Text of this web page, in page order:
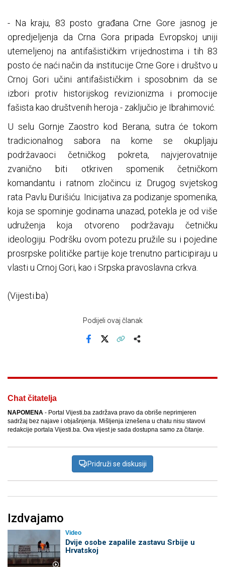
- Na kraju, 83 posto građana Crne Gore jasnog je
opredjeljenja da Crna Gora pripada Evropskoj uniji
utemeljenoj na antifašističkim vrijednostima i tih 83
posto će naći način da institucije Crne Gore i društvo u
Crnoj Gori učini antifašističkim i sposobnim da se
izbori protiv historijskog revizionizma i promocije
fašista kao društvenih heroja - zaključio je Ibrahimović.
U selu Gornje Zaostro kod Berana, sutra će tokom
tradicionalnog sabora na kome se okupljaju
podržavaoci četničkog pokreta, najvjerovatnije
zvanično biti otkriven spomenik četničkom
komandantu i ratnom zločincu iz Drugog svjetskog
rata Pavlu Đurišiću. Inicijativa za podizanje spomenika,
koja se spominje godinama unazad, potekla je od više
udruženja koja otvoreno podržavaju četničku
ideologiju. Podršku ovom potezu pružile su i pojedine
prosrpske političke partije koje trenutno participiraju u
vlasti u Crnoj Gori, kao i Srpska pravoslavna crkva.
(Vijesti.ba)
Podijeli ovaj članak
Chat čitatelja
NAPOMENA - Portal Vijesti.ba zadržava pravo da obriše neprimjeren
sadržaj bez najave i objašnjenja. Mišljenja iznešena u chatu nisu stavovi
redakcije portala Vijesti.ba. Ova vijest je sada dostupna samo za čitanje.
Pridruži se diskusiji
Izdvajamo
Video
Dvije osobe zapalile zastavu Srbije u
Hrvatskoj